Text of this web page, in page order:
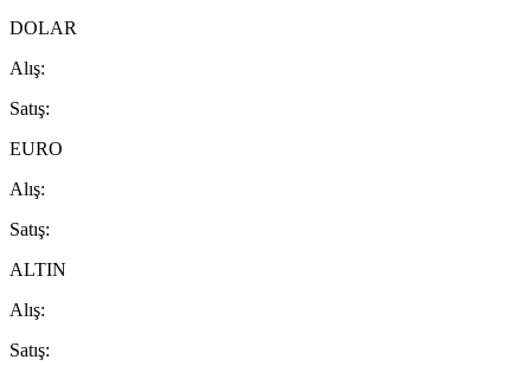
DOLAR
Alış:
Satış:
EURO
Alış:
Satış:
ALTIN
Alış:
Satış: